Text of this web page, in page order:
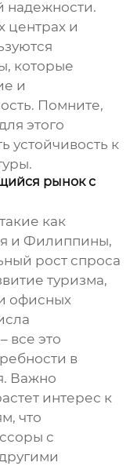
надежности.
центрах и
которые
и
Помните,
этого
устойчивость к
рынок с
как
и Филиппины,
рост спроса
туризма,
офисных
все это
в
Важно
интерес к
что
с